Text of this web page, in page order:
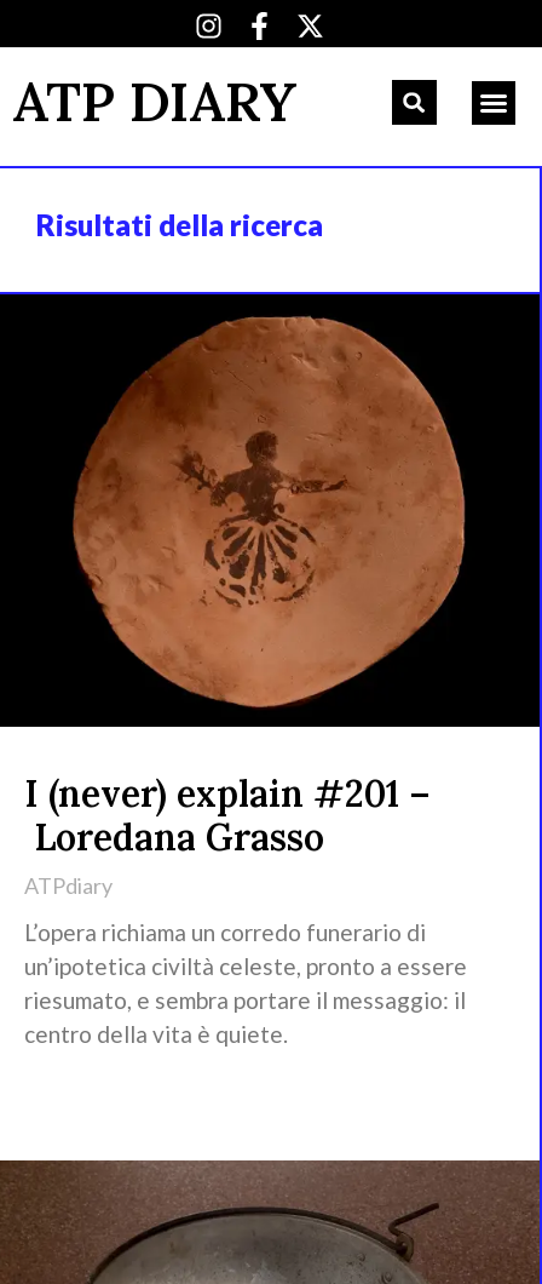
ATP DIARY
Risultati della ricerca
I (never) explain #201 –
Loredana Grasso
ATPdiary
L’opera richiama un corredo funerario di
un’ipotetica civiltà celeste, pronto a essere
riesumato, e sembra portare il messaggio: il
centro della vita è quiete.